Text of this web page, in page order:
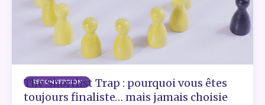
RECONVERSION
The Shortlist Trap : pourquoi vous êtes
toujours finaliste… mais jamais choisie